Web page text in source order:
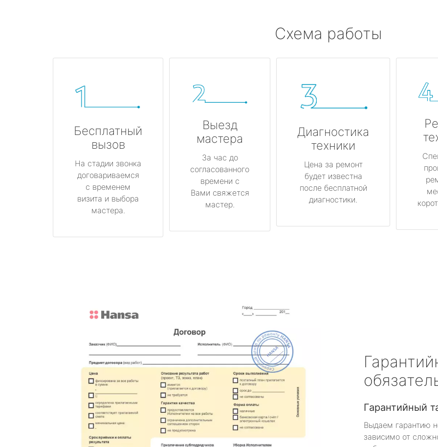
Схема работы
Бесплатный
вызов
На стадии звонка
договариваемся
с временем
визита и выбора
мастера.
Выезд
мастера
За час до
согласованного
времени с
Вами свяжется
мастер.
Диагностика
техники
Цена за ремонт
будет известна
после бесплатной
диагностики.
Гарантийный
Выдаем гарантию
зависимо от